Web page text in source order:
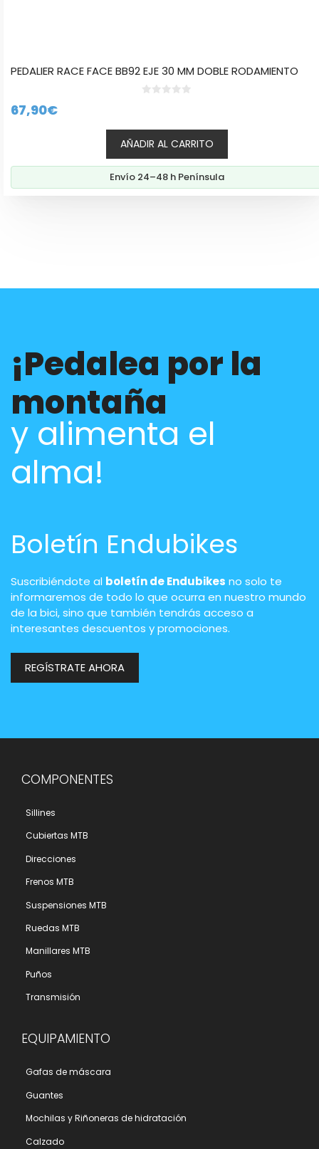
PEDALIER RACE FACE BB92 EJE 30 MM DOBLE RODAMIENTO
5
67,90€
AÑADIR AL CARRITO
Envío 24–48 h Península
¡Pedalea por la
montaña
y alimenta el
alma!
Boletín Endubikes
Suscribiéndote al boletín de Endubikes no solo te
informaremos de todo lo que ocurra en nuestro mundo
de la bici, sino que también tendrás acceso a
interesantes descuentos y promociones.
REGÍSTRATE AHORA
COMPONENTES
Sillines
Cubiertas MTB
Direcciones
Frenos MTB
Suspensiones MTB
Ruedas MTB
Manillares MTB
Puños
Transmisión
EQUIPAMIENTO
Gafas de máscara
Guantes
Mochilas y Riñoneras de hidratación
Calzado